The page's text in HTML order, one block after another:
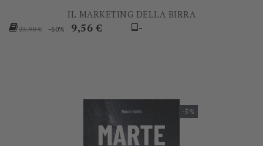
IL MARKETING DELLA BIRRA
Prezzo
23,90 € -60% Prezzo
9,56 € -
-5%